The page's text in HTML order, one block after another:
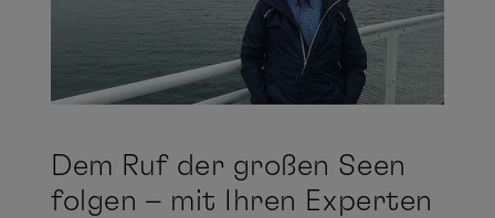
Dem Ruf der großen Seen
folgen – mit Ihren Experten